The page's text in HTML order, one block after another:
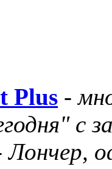
Plus -
с
Лончер,